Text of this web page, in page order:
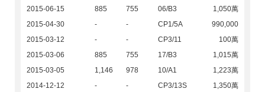
2015-06-15
885 755 06/B3
1,050萬
2015-04-30
- - CP1/5A
990,000
2015-03-12
- - CP3/11
100萬
2015-03-06
885 755 17/B3
1,015萬
2015-03-05
1,146 978 10/A1
1,223萬
2014-12-12
- - CP3/13S
1,350萬